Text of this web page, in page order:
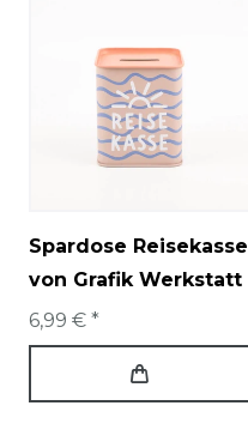
Spardose Reisekasse
von Grafik Werkstatt
6,99 € *